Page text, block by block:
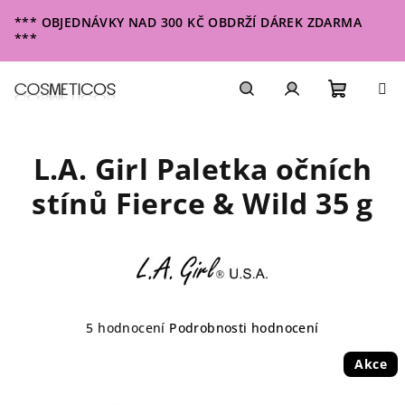
na
obsah
*** OBJEDNÁVKY NAD 300 KČ OBDRŽÍ DÁREK ZDARMA
***
košík
L.A. Girl Paletka očních
stínů Fierce & Wild 35 g
Průměrné
5 hodnocení Podrobnosti hodnocení
Akce